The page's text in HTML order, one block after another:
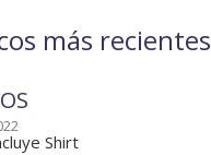
más recientes
Shirt